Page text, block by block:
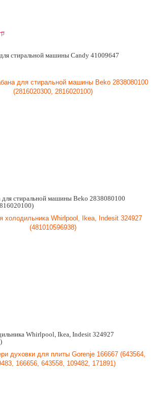
p
стиральной машины Candy 41009647
для стиральной машины Beko 2838080100
Whirlpool, Ikea, Indesit 324927